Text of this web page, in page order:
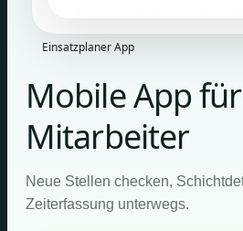
Einsatzplaner App
Mobile App
Mitarbeiter
Neue Stellen checken,
Zeiterfassung unterwegs.